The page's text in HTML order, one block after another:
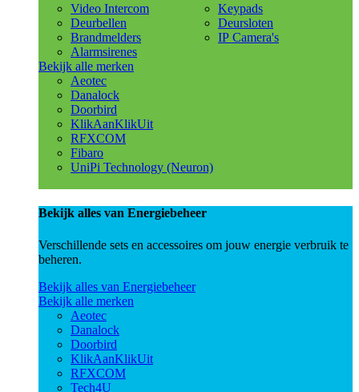
Video Intercom
Deurbellen
Brandmelders
Alarmsirenes
Keypads
Deursloten
IP Camera's
Bekijk alle merken
Aeotec
Danalock
Doorbird
KlikAanKlikUit
RFXCOM
Fibaro
UniPi Technology (Neuron)
Bekijk alles van Energiebeheer
Verschillende sets en accessoires om jouw energie verbruik te
beheren.
Bekijk alles van Energiebeheer
Bekijk alle merken
Aeotec
Danalock
Doorbird
KlikAanKlikUit
RFXCOM
Tech4U